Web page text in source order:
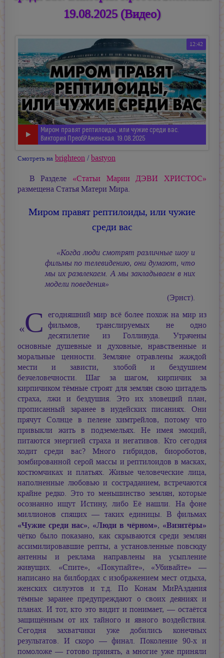
19.08.2025 (Видео)
12:42
Миром правят рептилоиды, или чужие среди вас.
Виктория ПреобРАженская. 19.08.2025
Смотреть на brighteon /bastyon
В Разделе «Статьи Марии ДЭВИ ХРИСТОС»
размещена Статья Матери Мира.
Миром правят рептилоиды, или чужие
среди вас
«Когда люди смотрят различные шоу и
фильмы по телевидению, они думают, что
мы их развлекаем. А мы закладываем в них
модели поведения»
(Эрнст).
«С егодняшний мир всё более похож на мир из
фильмов, транслируемых не одно
десятилетие из Голливуда. Утрачены
основные душевные и духовные, нравственные и
моральные ценности. Земляне отравлены жаждой
мести и зависти, злобой и бездушием
безчеловечности. Шаг за шагом, кирпичик за
кирпичиком тёмные строят для землян свою цитадель
страха, лжи и бездушия. Это их зловещий план,
прописанный заранее в иудейских писаниях. Они
прячут Солнце в пелене химтрейлов, потому что
привыкли жить в подземельях. Не имея эмоций,
питаются энергией страха и негативов. Кто сегодня
ходит среди вас? Много гибридов, биороботов,
зомбированной серой массы и рептилоидов в масках,
костюмчиках и платьях. Живые человеческие лица,
наполненные любовью и состраданием, встречаются
крайне редко. Это то меньшинство землян, которые
осознанно ищут Истину, либо Её нашли. На фоне
миллионов спящих — таких единицы. В фильмах
«Чужие среди нас», «Люди в чёрном», «Визитёры»
чётко было показано, как скрываются среди землян
ассимилировавшие репты, а установленные повсюду
антенны и реклама направлены на усыпление
живущих. «Спите», «Покупайте», «Убивайте» —
написано на билбордах с изображением мест отдыха,
женских силуэтов и т.д. По Конам МиРАздания
тёмные заранее предупреждают о своих деяниях и
планах. И тот, кто это видит и понимает, — остаётся
защищённым от их тайного и явного воздействия.
Сегодня захватчики уже добились конечных
результатов. И скоро — финал. Поколение 90-х и
помоложе — готово принять, а многие уже приняли